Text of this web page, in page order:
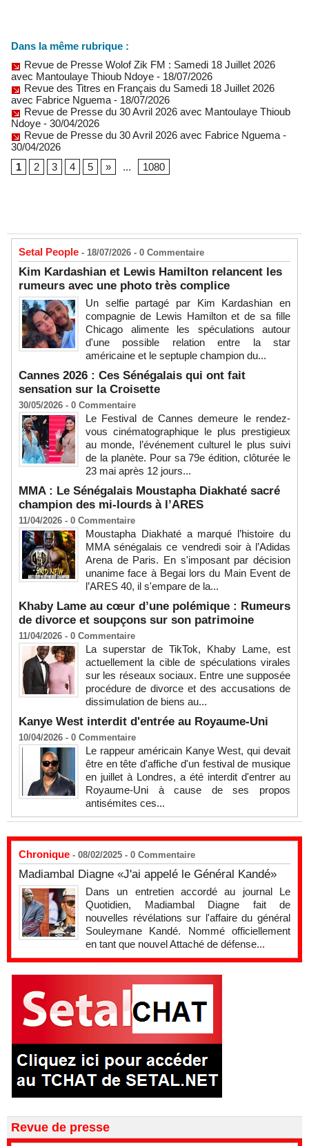
Dans la même rubrique :
Revue de Presse Wolof Zik FM : Samedi 18 Juillet 2026
avec Mantoulaye Thioub Ndoye - 18/07/2026
Revue des Titres en Français du Samedi 18 Juillet 2026
avec Fabrice Nguema - 18/07/2026
Revue de Presse du 30 Avril 2026 avec Mantoulaye Thioub
Ndoye - 30/04/2026
Revue de Presse du 30 Avril 2026 avec Fabrice Nguema -
30/04/2026
1
2 3 4 5 » ... 1080
Setal People - 18/07/2026 - 0 Commentaire
Kim Kardashian et Lewis Hamilton relancent les
rumeurs avec une photo très complice
Un selfie partagé par Kim Kardashian en
compagnie de Lewis Hamilton et de sa fille
Chicago alimente les spéculations autour
d'une possible relation entre la star
américaine et le septuple champion du...
Cannes 2026 : Ces Sénégalais qui ont fait
sensation sur la Croisette
30/05/2026 - 0 Commentaire
Le Festival de Cannes demeure le rendez-
vous cinématographique le plus prestigieux
au monde, l’événement culturel le plus suivi
de la planète. Pour sa 79e édition, clôturée le
23 mai après 12 jours...
MMA : Le Sénégalais Moustapha Diakhaté sacré
champion des mi-lourds à l’ARES
11/04/2026 - 0 Commentaire
Moustapha Diakhaté a marqué l’histoire du
MMA sénégalais ce vendredi soir à l’Adidas
Arena de Paris. En s'imposant par décision
unanime face à Begai lors du Main Event de
l’ARES 40, il s'empare de la...
Khaby Lame au cœur d’une polémique : Rumeurs
de divorce et soupçons sur son patrimoine
11/04/2026 - 0 Commentaire
La superstar de TikTok, Khaby Lame, est
actuellement la cible de spéculations virales
sur les réseaux sociaux. Entre une supposée
procédure de divorce et des accusations de
dissimulation de biens au...
Kanye West interdit d'entrée au Royaume-Uni
10/04/2026 - 0 Commentaire
Le rappeur américain Kanye West, qui devait
être en tête d'affiche d'un festival de musique
en juillet à Londres, a été interdit d'entrer au
Royaume-Uni à cause de ses propos
antisémites ces...
Chronique - 08/02/2025 - 0 Commentaire
Madiambal Diagne «J'ai appelé le Général Kandé»
Dans un entretien accordé au journal Le
Quotidien, Madiambal Diagne fait de
nouvelles révélations sur l'affaire du général
Souleymane Kandé. Nommé officiellement
en tant que nouvel Attaché de défense...
Revue de presse